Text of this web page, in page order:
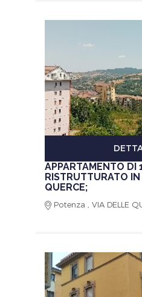
APPARTAMENTO DI
RISTRUTTURATO
QUERCE;
Potenza , VIA DELLE